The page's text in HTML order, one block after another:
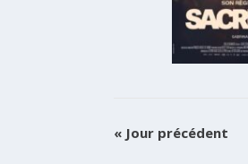
« Jour précédent